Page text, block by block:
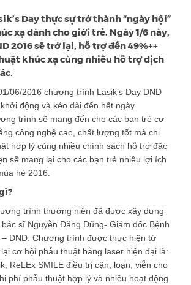
Day thực sự trở thành “ngày hội”
xạ dành cho giới trẻ. Ngày 1/6 này,
2016 sẽ trở lại, hỗ trợ đến 49%++
khúc xạ cùng nhiều hỗ trợ dịch
06/2016 chương trình Lasik’s Day DND
động và kéo dài đến hết ngày
trình sẽ mang đến cho các bạn trẻ cơ
công nghệ cao, chất lượng tốt mà chi
hợp lý cùng nhiều chính sách hỗ trợ đặc
sẽ mang lại cho các bạn trẻ nhiều lợi ích
hè 2016.
trình thường niên đã được xây dựng
sĩ Nguyễn Đăng Dũng- Giám đốc Bệnh
DND. Chương trình được thực hiện từ
cơ hội phẫu thuật bằng laser hiện đại là:
ReLEx SMILE điều trị cận, loạn, viễn cho
phí phẫu thuật hợp lý và nhiều hoạt động